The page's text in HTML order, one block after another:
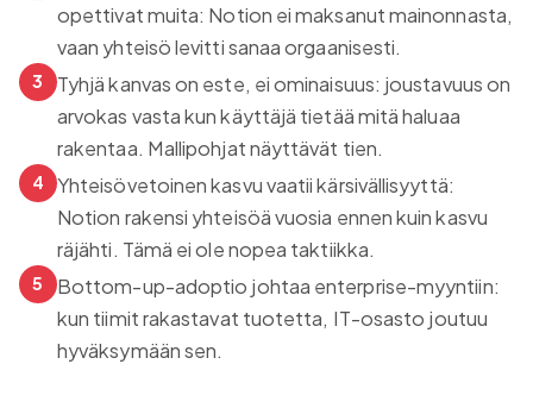
opettivat muita: Notion ei maksanut mainonnasta,
vaan yhteisö levitti sanaa orgaanisesti.
3
Tyhjä kanvas on este, ei ominaisuus: joustavuus on
arvokas vasta kun käyttäjä tietää mitä haluaa
rakentaa. Mallipohjat näyttävät tien.
4
Yhteisövetoinen kasvu vaatii kärsivällisyyttä:
Notion rakensi yhteisöä vuosia ennen kuin kasvu
räjähti. Tämä ei ole nopea taktiikka.
5
Bottom-up-adoptio johtaa enterprise-myyntiin:
kun tiimit rakastavat tuotetta, IT-osasto joutuu
hyväksymään sen.